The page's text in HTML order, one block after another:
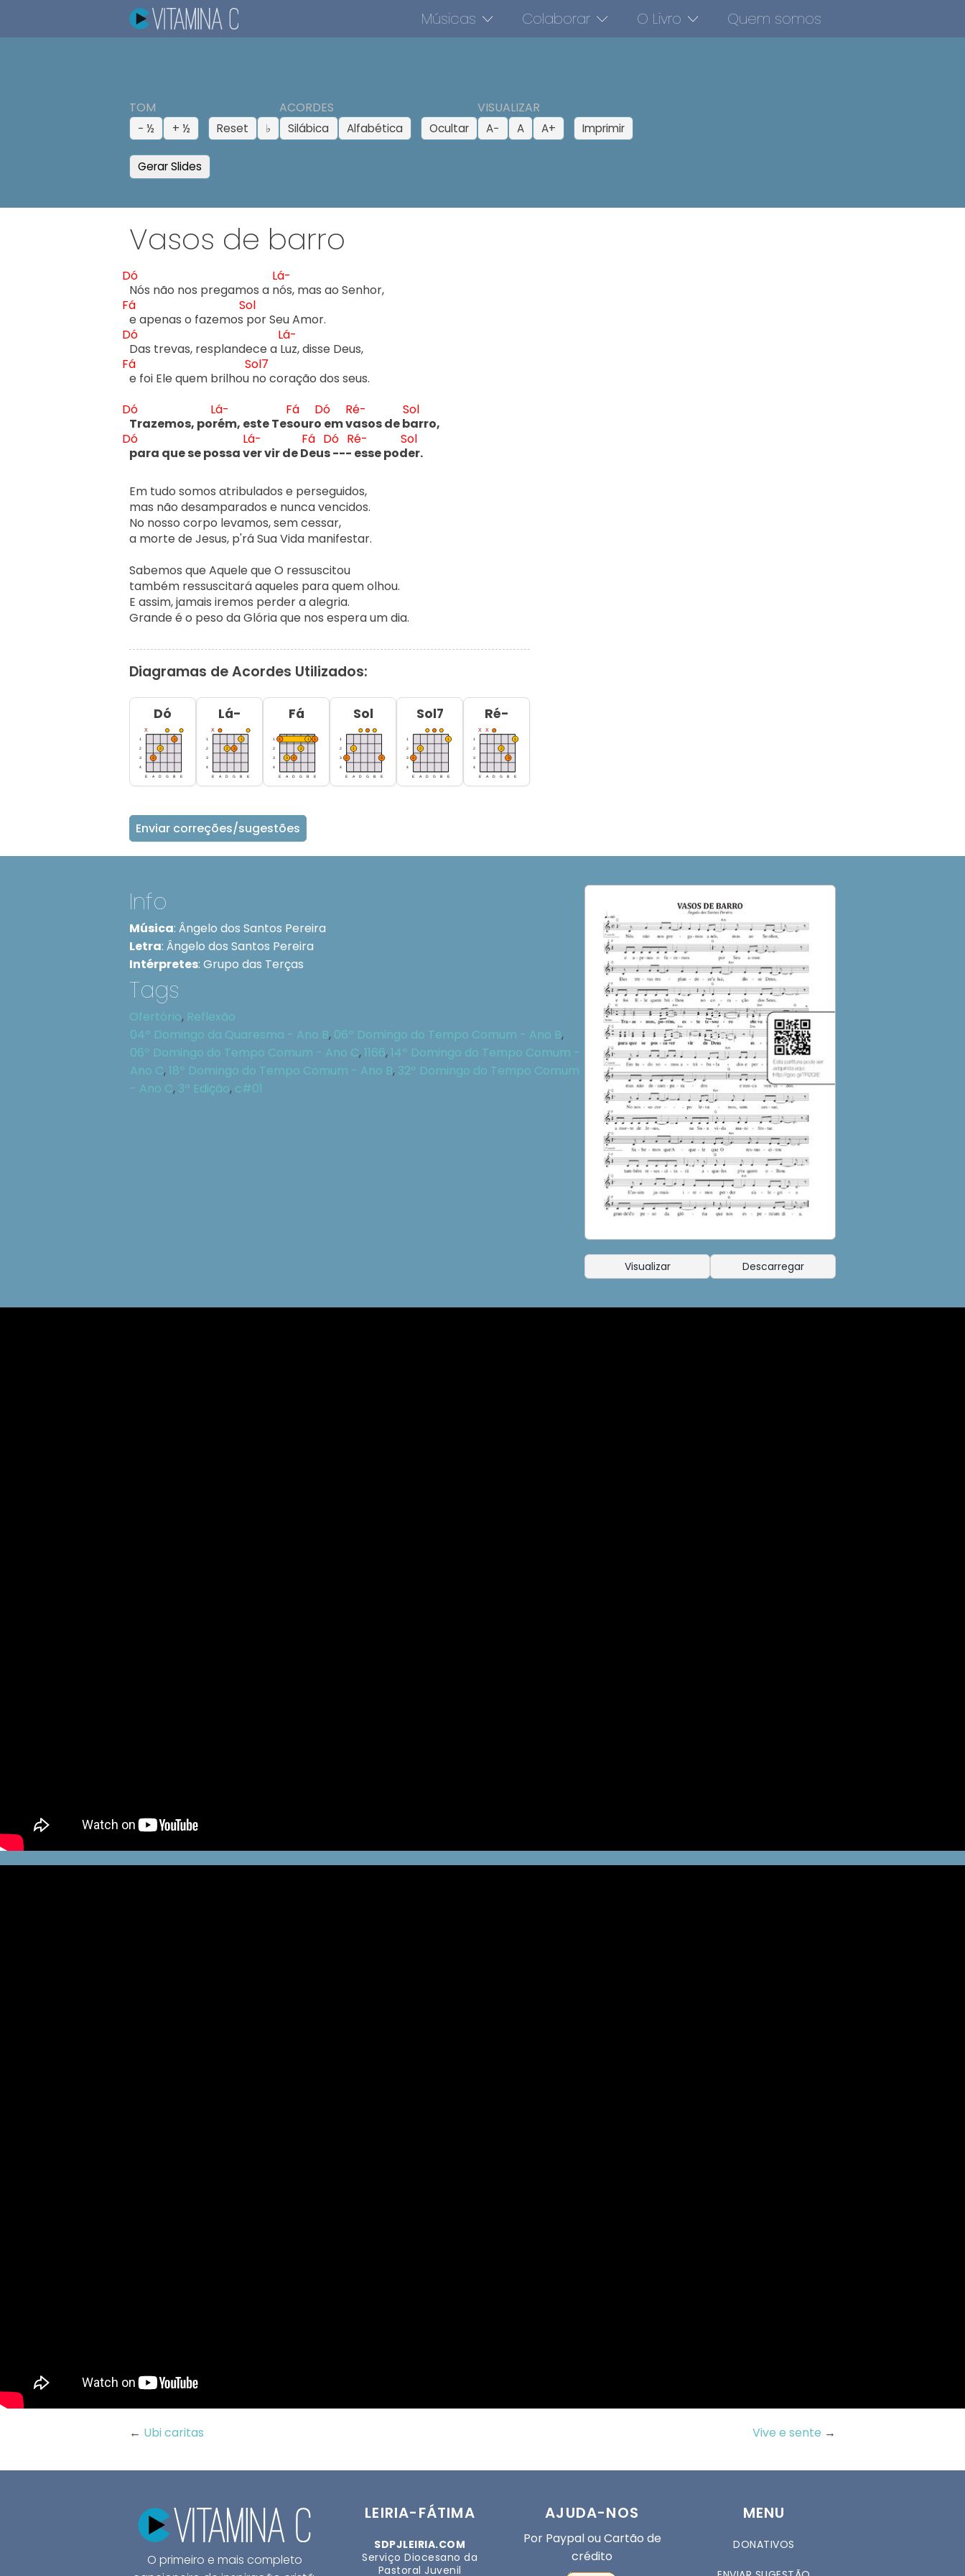
Músicas Colaborar O Livro Quem somos
TOM
− ½ + ½ Reset ♭
ACORDES
Silábica Alfabética Ocultar
VISUALIZAR
A− A A+ Imprimir
Gerar Slides
Vasos de barro
Dó
Nós não nos pregamos a n
Lá-
Fá
e apenas o fazemos
Sol
Dó
Das trevas, resplandece a L
Lá-
Fá
e foi Ele quem brilhou
Sol7
no coração dos seus.
Dó
Trazemos, por
Lá-
ém, este Tes
Fá
ouro
Dó
em v
Ré-
asos de b
Sol
arro,
Dó
para que se possa v
Lá-
er vir de D
Fá
eus
Dó
---
Ré-
esse pod
Sol
er.
Em tudo somos atribulados e perseguidos,
mas não desamparados e nunca vencidos.
No nosso corpo levamos, sem cessar,
a morte de Jesus, p'rá Sua Vida manifestar.
Sabemos que Aquele que O ressuscitou
também ressuscitará aqueles para quem olhou.
E assim, jamais iremos perder a alegria.
Grande é o peso da Glória que nos espera um dia.
Diagramas de Acordes Utilizados:
Dó Lá- Fá Sol Sol7 Ré-
Enviar correções/sugestões
Info
Música: Ângelo dos Santos Pereira
Letra: Ângelo dos Santos Pereira
Intérpretes: Grupo das Terças
Tags
Ofertório, Reflexão
04º Domingo da Quaresma - Ano B, 06º Domingo do Tempo Comum - Ano B,
06º Domingo do Tempo Comum - Ano C,1166,14º Domingo do Tempo Comum -
Ano C,18º Domingo do Tempo Comum - Ano B, 32º Domingo do Tempo Comum
- Ano C, 3ª Edição, c#01
Visualizar Descarregar
← Ubi caritas Vive e sente →
O primeiro e mais completo
LEIRIA-FÁTIMA
SDPJLEIRIA.COM
Serviço Diocesano da
Pastoral Juvenil
AJUDA-NOS
Por Paypal ou Cartão de
crédito
MENU
DONATIVOS